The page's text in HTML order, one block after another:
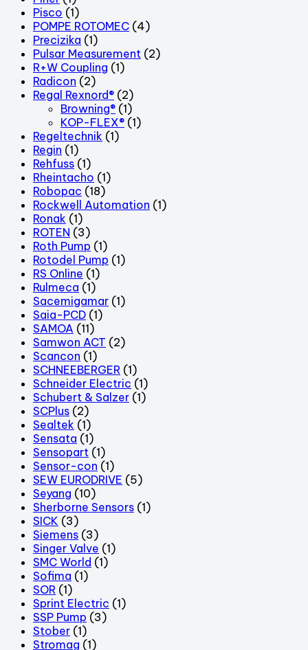
Pisco (1)
POMPE ROTOMEC (4)
Precizika (1)
Pulsar Measurement (2)
R+W Coupling (1)
Radicon (2)
Regal Rexnord® (2)
Browning® (1)
KOP-FLEX® (1)
Regeltechnik (1)
Regin (1)
Rehfuss (1)
Rheintacho (1)
Robopac (18)
Rockwell Automation (1)
Ronak (1)
ROTEN (3)
Roth Pump (1)
Rotodel Pump (1)
RS Online (1)
Rulmeca (1)
Sacemigamar (1)
Saia-PCD (1)
SAMOA (11)
Samwon ACT (2)
Scancon (1)
SCHNEEBERGER (1)
Schneider Electric (1)
Schubert & Salzer (1)
SCPlus (2)
Sealtek (1)
Sensata (1)
Sensopart (1)
Sensor-con (1)
SEW EURODRIVE (5)
Seyang (10)
Sherborne Sensors (1)
SICK (3)
Siemens (3)
Singer Valve (1)
SMC World (1)
Sofima (1)
SOR (1)
Sprint Electric (1)
SSP Pump (3)
Stober (1)
Stromag (1)